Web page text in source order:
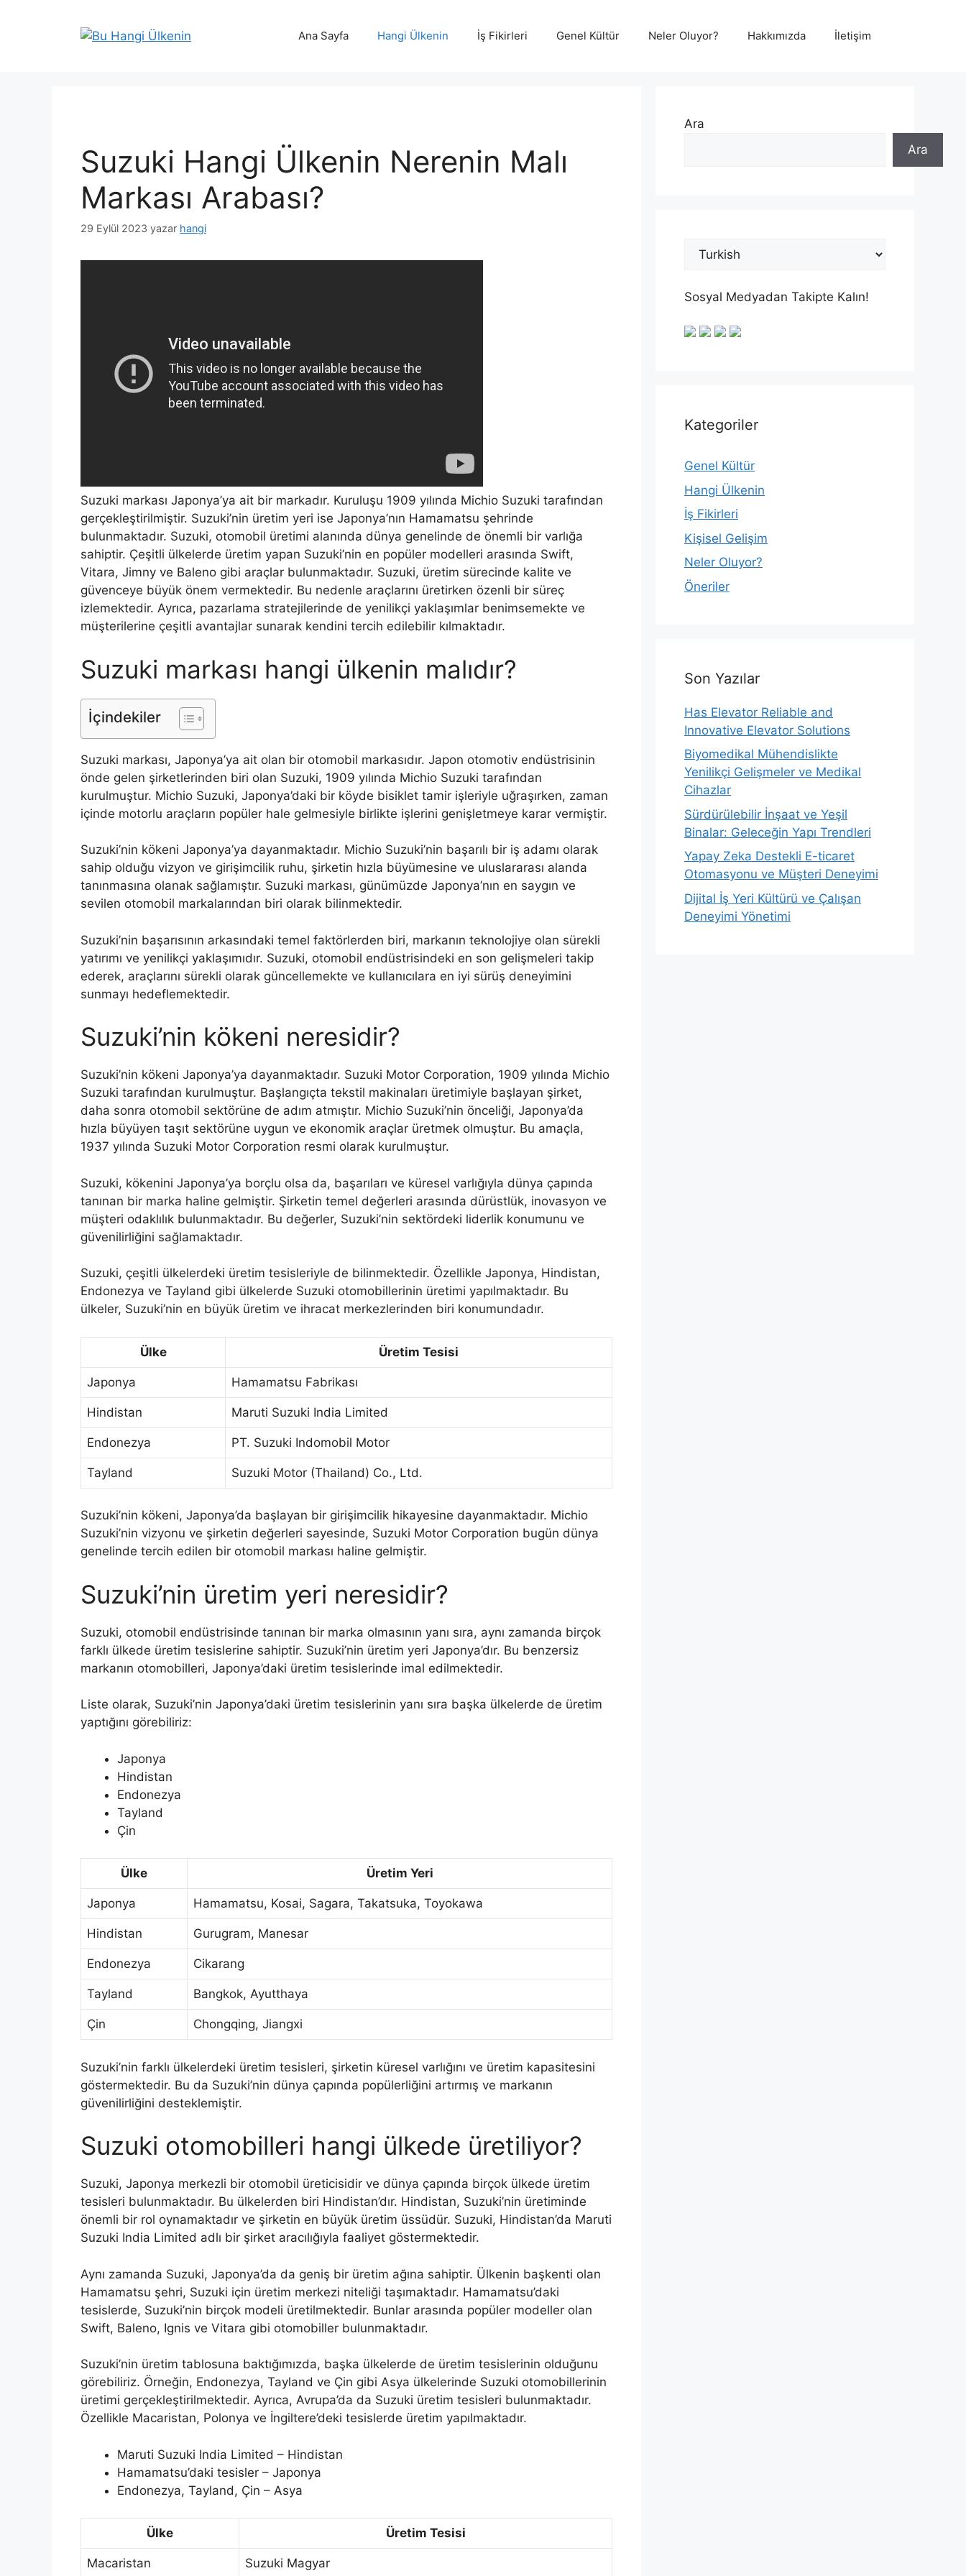
Ana Sayfa Hangi Ülkenin İş Fikirleri Genel Kültür Neler Oluyor? Hakkımızda İletişim
Suzuki Hangi Ülkenin Nerenin Malı
Markası Arabası?
29 Eylül 2023 yazar hangi
Suzuki markası Japonya’ya ait bir markadır. Kuruluşu 1909 yılında Michio Suzuki tarafından
gerçekleştirilmiştir. Suzuki’nin üretim yeri ise Japonya’nın Hamamatsu şehrinde
bulunmaktadır. Suzuki, otomobil üretimi alanında dünya genelinde de önemli bir varlığa
sahiptir. Çeşitli ülkelerde üretim yapan Suzuki’nin en popüler modelleri arasında Swift,
Vitara, Jimny ve Baleno gibi araçlar bulunmaktadır. Suzuki, üretim sürecinde kalite ve
güvenceye büyük önem vermektedir. Bu nedenle araçlarını üretirken özenli bir süreç
izlemektedir. Ayrıca, pazarlama stratejilerinde de yenilikçi yaklaşımlar benimsemekte ve
müşterilerine çeşitli avantajlar sunarak kendini tercih edilebilir kılmaktadır.
Suzuki markası hangi ülkenin malıdır?
İçindekiler
Suzuki markası, Japonya’ya ait olan bir otomobil markasıdır. Japon otomotiv endüstrisinin
önde gelen şirketlerinden biri olan Suzuki, 1909 yılında Michio Suzuki tarafından
kurulmuştur. Michio Suzuki, Japonya’daki bir köyde bisiklet tamir işleriyle uğraşırken, zaman
içinde motorlu araçların popüler hale gelmesiyle birlikte işlerini genişletmeye karar vermiştir.
Suzuki’nin kökeni Japonya’ya dayanmaktadır. Michio Suzuki’nin başarılı bir iş adamı olarak
sahip olduğu vizyon ve girişimcilik ruhu, şirketin hızla büyümesine ve uluslararası alanda
tanınmasına olanak sağlamıştır. Suzuki markası, günümüzde Japonya’nın en saygın ve
sevilen otomobil markalarından biri olarak bilinmektedir.
Suzuki’nin başarısının arkasındaki temel faktörlerden biri, markanın teknolojiye olan sürekli
yatırımı ve yenilikçi yaklaşımıdır. Suzuki, otomobil endüstrisindeki en son gelişmeleri takip
ederek, araçlarını sürekli olarak güncellemekte ve kullanıcılara en iyi sürüş deneyimini
sunmayı hedeflemektedir.
Suzuki’nin kökeni neresidir?
Suzuki’nin kökeni Japonya’ya dayanmaktadır. Suzuki Motor Corporation, 1909 yılında Michio
Suzuki tarafından kurulmuştur. Başlangıçta tekstil makinaları üretimiyle başlayan şirket,
daha sonra otomobil sektörüne de adım atmıştır. Michio Suzuki’nin önceliği, Japonya’da
hızla büyüyen taşıt sektörüne uygun ve ekonomik araçlar üretmek olmuştur. Bu amaçla,
1937 yılında Suzuki Motor Corporation resmi olarak kurulmuştur.
Suzuki, kökenini Japonya’ya borçlu olsa da, başarıları ve küresel varlığıyla dünya çapında
tanınan bir marka haline gelmiştir. Şirketin temel değerleri arasında dürüstlük, inovasyon ve
müşteri odaklılık bulunmaktadır. Bu değerler, Suzuki’nin sektördeki liderlik konumunu ve
güvenilirliğini sağlamaktadır.
Suzuki, çeşitli ülkelerdeki üretim tesisleriyle de bilinmektedir. Özellikle Japonya, Hindistan,
Endonezya ve Tayland gibi ülkelerde Suzuki otomobillerinin üretimi yapılmaktadır. Bu
ülkeler, Suzuki’nin en büyük üretim ve ihracat merkezlerinden biri konumundadır.
Ülke Üretim Tesisi
Japonya Hamamatsu Fabrikası
Hindistan Maruti Suzuki India Limited
Endonezya PT. Suzuki Indomobil Motor
Tayland Suzuki Motor (Thailand) Co., Ltd.
Suzuki’nin kökeni, Japonya’da başlayan bir girişimcilik hikayesine dayanmaktadır. Michio
Suzuki’nin vizyonu ve şirketin değerleri sayesinde, Suzuki Motor Corporation bugün dünya
genelinde tercih edilen bir otomobil markası haline gelmiştir.
Suzuki’nin üretim yeri neresidir?
Suzuki, otomobil endüstrisinde tanınan bir marka olmasının yanı sıra, aynı zamanda birçok
farklı ülkede üretim tesislerine sahiptir. Suzuki’nin üretim yeri Japonya’dır. Bu benzersiz
markanın otomobilleri, Japonya’daki üretim tesislerinde imal edilmektedir.
Liste olarak, Suzuki’nin Japonya’daki üretim tesislerinin yanı sıra başka ülkelerde de üretim
yaptığını görebiliriz:
Japonya
Hindistan
Endonezya
Tayland
Çin
Ülke Üretim Yeri
Japonya Hamamatsu, Kosai, Sagara, Takatsuka, Toyokawa
Hindistan Gurugram, Manesar
Endonezya Cikarang
Tayland Bangkok, Ayutthaya
Çin Chongqing, Jiangxi
Suzuki’nin farklı ülkelerdeki üretim tesisleri, şirketin küresel varlığını ve üretim kapasitesini
göstermektedir. Bu da Suzuki’nin dünya çapında popülerliğini artırmış ve markanın
güvenilirliğini desteklemiştir.
Suzuki otomobilleri hangi ülkede üretiliyor?
Suzuki, Japonya merkezli bir otomobil üreticisidir ve dünya çapında birçok ülkede üretim
tesisleri bulunmaktadır. Bu ülkelerden biri Hindistan’dır. Hindistan, Suzuki’nin üretiminde
önemli bir rol oynamaktadır ve şirketin en büyük üretim üssüdür. Suzuki, Hindistan’da Maruti
Suzuki India Limited adlı bir şirket aracılığıyla faaliyet göstermektedir.
Aynı zamanda Suzuki, Japonya’da da geniş bir üretim ağına sahiptir. Ülkenin başkenti olan
Hamamatsu şehri, Suzuki için üretim merkezi niteliği taşımaktadır. Hamamatsu’daki
tesislerde, Suzuki’nin birçok modeli üretilmektedir. Bunlar arasında popüler modeller olan
Swift, Baleno, Ignis ve Vitara gibi otomobiller bulunmaktadır.
Suzuki’nin üretim tablosuna baktığımızda, başka ülkelerde de üretim tesislerinin olduğunu
görebiliriz. Örneğin, Endonezya, Tayland ve Çin gibi Asya ülkelerinde Suzuki otomobillerinin
üretimi gerçekleştirilmektedir. Ayrıca, Avrupa’da da Suzuki üretim tesisleri bulunmaktadır.
Özellikle Macaristan, Polonya ve İngiltere’deki tesislerde üretim yapılmaktadır.
Maruti Suzuki India Limited – Hindistan
Hamamatsu’daki tesisler – Japonya
Endonezya, Tayland, Çin – Asya
Ülke Üretim Tesisi
Macaristan Suzuki Magyar
Ara
Ara
Sosyal Medyadan Takipte Kalın!
Kategoriler
Genel Kültür
Hangi Ülkenin
İş Fikirleri
Kişisel Gelişim
Neler Oluyor?
Öneriler
Son Yazılar
Has Elevator Reliable and
Innovative Elevator Solutions
Biyomedikal Mühendislikte
Yenilikçi Gelişmeler ve Medikal
Cihazlar
Sürdürülebilir İnşaat ve Yeşil
Binalar: Geleceğin Yapı Trendleri
Yapay Zeka Destekli E-ticaret
Otomasyonu ve Müşteri Deneyimi
Dijital İş Yeri Kültürü ve Çalışan
Deneyimi Yönetimi